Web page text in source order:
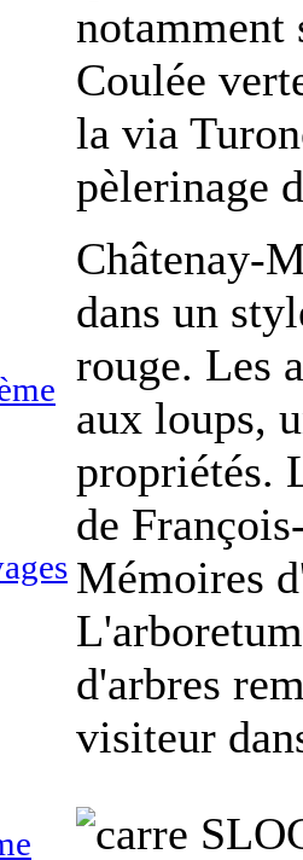
notamment
Coulée
la via
pèlerinage
Châtenay-
dans un
rouge. Les
aux loups,
propriétés.
de
Mémoires
d'arbres
visiteur